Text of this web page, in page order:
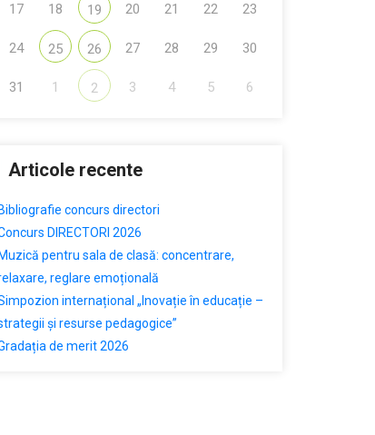
17 18 19 20 21 22 23
24 25 26 27 28 29 30
31 1 2 3 4 5 6
Articole recente
Bibliografie concurs directori
DIRECTORI 2026
Muzică pentru sala de clasă: concentrare,
reglare emoțională
internațional „Inovație în educație –
și resurse pedagogice”
de merit 2026